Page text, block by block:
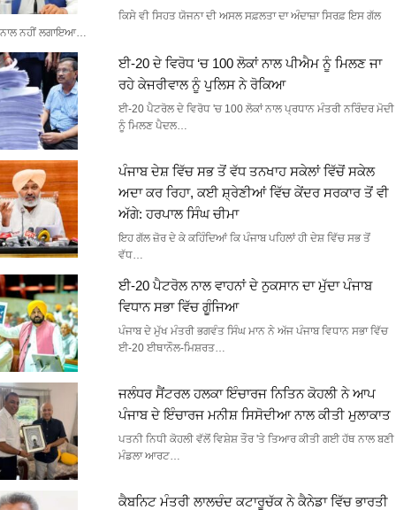
ਕਿਸੇ ਵੀ ਸਿਹਤ ਯੋਜਨਾ ਦੀ ਅਸਲ ਸਫ਼ਲਤਾ ਦਾ ਅੰਦਾਜ਼ਾ ਸਿਰਫ਼ ਇਸ ਗੱਲ
ਨਾਲ ਨਹੀਂ ਲਗਾਇਆ…
ਈ-20 ਦੇ ਵਿਰੋਧ ‘ਚ 100 ਲੋਕਾਂ ਨਾਲ ਪੀਐਮ ਨੂੰ ਮਿਲਣ ਜਾ
ਰਹੇ ਕੇਜਰੀਵਾਲ ਨੂੰ ਪੁਲਿਸ ਨੇ ਰੋਕਿਆ
ਈ-20 ਪੈਟਰੋਲ ਦੇ ਵਿਰੋਧ 'ਚ 100 ਲੋਕਾਂ ਨਾਲ ਪ੍ਰਧਾਨ ਮੰਤਰੀ ਨਰਿੰਦਰ ਮੋਦੀ
ਨੂੰ ਮਿਲਣ ਪੈਦਲ…
ਪੰਜਾਬ ਦੇਸ਼ ਵਿੱਚ ਸਭ ਤੋਂ ਵੱਧ ਤਨਖਾਹ ਸਕੇਲਾਂ ਵਿੱਚੋਂ ਸਕੇਲ
ਅਦਾ ਕਰ ਰਿਹਾ, ਕਈ ਸ਼੍ਰੇਣੀਆਂ ਵਿੱਚ ਕੇਂਦਰ ਸਰਕਾਰ ਤੋਂ ਵੀ
ਅੱਗੇ: ਹਰਪਾਲ ਸਿੰਘ ਚੀਮਾ
ਇਹ ਗੱਲ ਜ਼ੋਰ ਦੇ ਕੇ ਕਹਿੰਦਿਆਂ ਕਿ ਪੰਜਾਬ ਪਹਿਲਾਂ ਹੀ ਦੇਸ਼ ਵਿੱਚ ਸਭ ਤੋਂ
ਵੱਧ…
ਈ-20 ਪੈਟਰੋਲ ਨਾਲ ਵਾਹਨਾਂ ਦੇ ਨੁਕਸਾਨ ਦਾ ਮੁੱਦਾ ਪੰਜਾਬ
ਵਿਧਾਨ ਸਭਾ ਵਿੱਚ ਗੂੰਜਿਆ
ਪੰਜਾਬ ਦੇ ਮੁੱਖ ਮੰਤਰੀ ਭਗਵੰਤ ਸਿੰਘ ਮਾਨ ਨੇ ਅੱਜ ਪੰਜਾਬ ਵਿਧਾਨ ਸਭਾ ਵਿੱਚ
ਈ-20 ਈਥਾਨੌਲ-ਮਿਸ਼ਰਤ…
ਜਲੰਧਰ ਸੈਂਟਰਲ ਹਲਕਾ ਇੰਚਾਰਜ ਨਿਤਿਨ ਕੋਹਲੀ ਨੇ ਆਪ
ਪੰਜਾਬ ਦੇ ਇੰਚਾਰਜ ਮਨੀਸ਼ ਸਿਸੋਦੀਆ ਨਾਲ ਕੀਤੀ ਮੁਲਾਕਾਤ
ਪਤਨੀ ਨਿਧੀ ਕੋਹਲੀ ਵੱਲੋਂ ਵਿਸ਼ੇਸ਼ ਤੌਰ 'ਤੇ ਤਿਆਰ ਕੀਤੀ ਗਈ ਹੱਥ ਨਾਲ ਬਣੀ
ਮੰਡਲਾ ਆਰਟ…
ਕੈਬਨਿਟ ਮੰਤਰੀ ਲਾਲਚੰਦ ਕਟਾਰੂਚੱਕ ਨੇ ਕੈਨੇਡਾ ਵਿੱਚ ਭਾਰਤੀ